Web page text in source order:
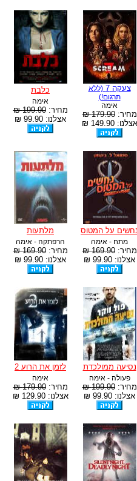
צעקה 7
(ללא
תרגום!)
אימה
מחיר:179.90 ₪
אצלנו: 149.90 ₪
כלבת
אימה
מחיר:199.90 ₪
אצלנו: 99.90 ₪
על המטוס
מתח - אימה
מחיר:169.90 ₪
אצלנו: 99.90 ₪
מלתעות
הרפתקה - אימה
מחיר:169.90 ₪
אצלנו: 99.90 ₪
נסיעה ממולכדת
פעולה - אימה
מחיר:199.90 ₪
אצלנו: 99.90 ₪
לזמן את הרוע 2
אימה
מחיר:179.90 ₪
אצלנו: 129.90 ₪